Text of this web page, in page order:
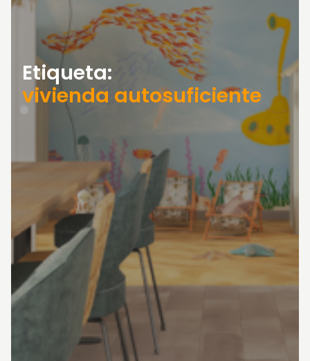
Etiqueta:
vivienda autosuficiente